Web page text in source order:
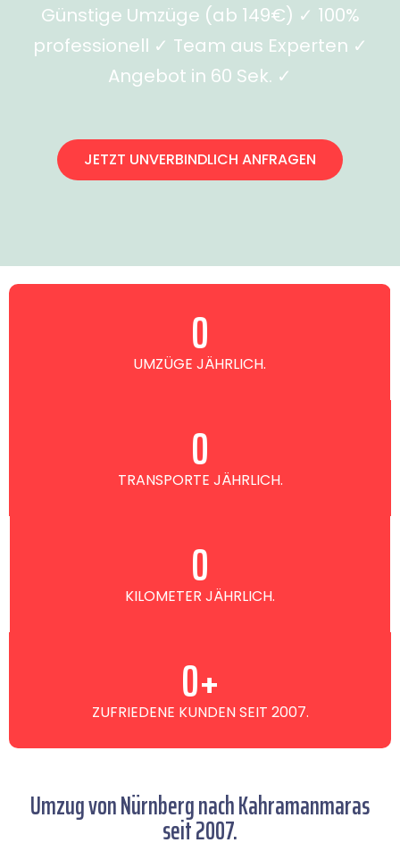
Günstige Umzüge (ab 149€) ✓ 100%
professionell ✓ Team aus Experten ✓
Angebot in 60 Sek. ✓
JETZT UNVERBINDLICH ANFRAGEN
UMZÜGE JÄHRLICH.
0
TRANSPORTE JÄHRLICH.
0
KILOMETER JÄHRLICH.
0
ZUFRIEDENE KUNDEN SEIT 2007.
0+
Umzug von Nürnberg nach Kahramanmaras
seit 2007.